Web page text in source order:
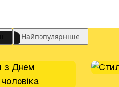
Найпопулярніше